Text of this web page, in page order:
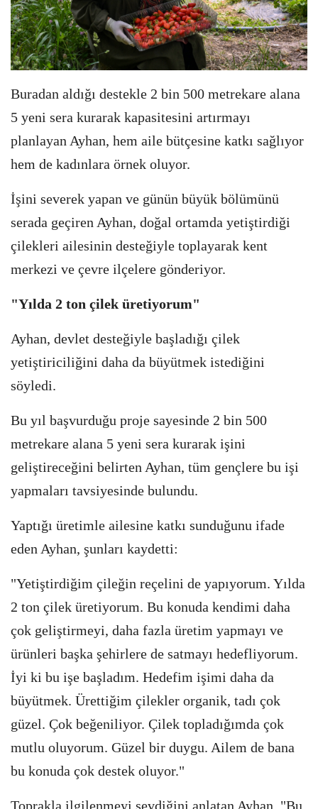
Buradan aldığı destekle 2 bin 500 metrekare alana
5 yeni sera kurarak kapasitesini artırmayı
planlayan Ayhan, hem aile bütçesine katkı sağlıyor
hem de kadınlara örnek oluyor.
İşini severek yapan ve günün büyük bölümünü
serada geçiren Ayhan, doğal ortamda yetiştirdiği
çilekleri ailesinin desteğiyle toplayarak kent
merkezi ve çevre ilçelere gönderiyor.
"Yılda 2 ton çilek üretiyorum"
Ayhan, devlet desteğiyle başladığı çilek
yetiştiriciliğini daha da büyütmek istediğini
söyledi.
Bu yıl başvurduğu proje sayesinde 2 bin 500
metrekare alana 5 yeni sera kurarak işini
geliştireceğini belirten Ayhan, tüm gençlere bu işi
yapmaları tavsiyesinde bulundu.
Yaptığı üretimle ailesine katkı sunduğunu ifade
eden Ayhan, şunları kaydetti:
"Yetiştirdiğim çileğin reçelini de yapıyorum. Yılda
2 ton çilek üretiyorum. Bu konuda kendimi daha
çok geliştirmeyi, daha fazla üretim yapmayı ve
ürünleri başka şehirlere de satmayı hedefliyorum.
İyi ki bu işe başladım. Hedefim işimi daha da
büyütmek. Ürettiğim çilekler organik, tadı çok
güzel. Çok beğeniliyor. Çilek topladığımda çok
mutlu oluyorum. Güzel bir duygu. Ailem de bana
bu konuda çok destek oluyor."
Toprakla ilgilenmeyi sevdiğini anlatan Ayhan, "Bu